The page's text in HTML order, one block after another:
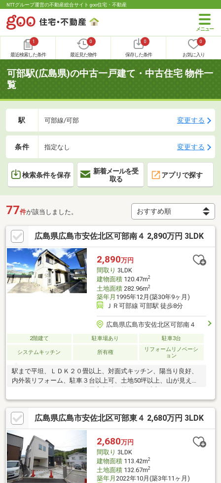
NTTグループ運営の不動産総合サイト goo住宅・不動産
1
最近検索した条件
0
最近見た物件
0
保存した条件
0
お気に入り
可部駅(広島県)の中古一戸建て・中古住宅 物件一
覧
駅 可部線/可部 変更する
条件 指定なし 変更する
検索条件を保存
新着メールを受
取る
アプリで探す
77件が該当しました。
広島県広島市安佐北区可部南４ 2,890万円 3LDK
2,890万円
間取り 3LDK
建物面積120.47m2
土地面積282.96m2
築年月 1995年12月(築30年9ヶ月)
ＪＲ可部線 可部駅 徒歩8分
広島県広島市安佐北区可部南４
2階建て 駐車場あり 駐車3台
システムキッチン 所有権
リフォームリノベーシ
ョン
駅まで平坦、ＬＤＫ２０畳以上、対面式キッチン、陽当り良好、
内外装リフォーム、駐車３台以上可、土地50坪以上、山が見え
所、浴室１坪以上、南面バルコニー、温水洗浄便座、浴室に窓、
ＴＶモニタ付インターホン、ウォークインクローゼット、全居室
６畳以上、平坦地、食器洗乾燥機
広島県広島市安佐北区可部東４ 2,680万円 3LDK
2,680万円
間取り 3LDK
建物面積113.42m2
土地面積132.67m2
築年月 2022年10月(築3年11ヶ月)